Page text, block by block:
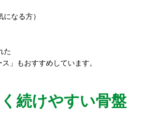
になる方）
た
ス」もおすすめしています。
続けやすい骨盤